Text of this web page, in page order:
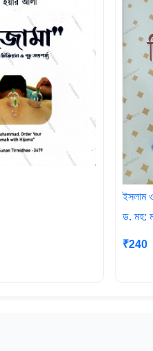
ইসলাম ও
ড. মহ:
₹240